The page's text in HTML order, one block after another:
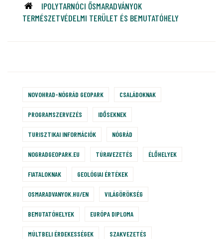
IPOLYTARNÓCI ŐSMARADVÁNYOK
TERMÉSZETVÉDELMI TERÜLET ÉS BEMUTATÓHELY
NOVOHRAD-NÓGRÁD GEOPARK CSALÁDOKNAK
PROGRAMSZERVEZÉS IDŐSEKNEK
TURISZTIKAI INFORMÁCIÓK NÓGRÁD
NOGRADGEOPARK.EU TÚRAVEZETÉS ÉLŐHELYEK
FIATALOKNAK GEOLÓGIAI ÉRTÉKEK
OSMARADVANYOK.HU/EN VILÁGÖRÖKSÉG
BEMUTATÓHELYEK EURÓPA DIPLOMA
MÚLTBELI ÉRDEKESSÉGEK SZAKVEZETÉS